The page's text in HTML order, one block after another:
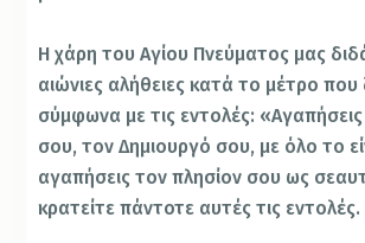
Η χάρη του Αγίου Πνεύματος μας
αιώνιες αλήθειες κατά το μέτρο που
σύμφωνα με τις εντολές:
σου, τον Δημιουργό σου, με όλο το
αγαπήσεις τον πλησίον σου ως
κρατείτε πάντοτε αυτές τις εντολές.